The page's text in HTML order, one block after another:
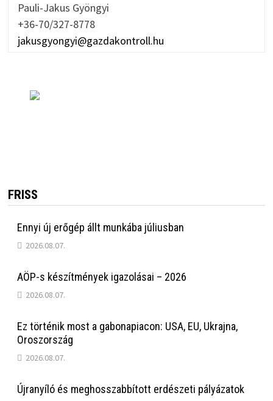
Pauli-Jakus Gyöngyi
+36-70/327-8778
jakusgyongyi@gazdakontroll.hu
FRISS
Ennyi új erőgép állt munkába júliusban
2026.08.07.
AÖP-s készítmények igazolásai – 2026
2026.08.07.
Ez történik most a gabonapiacon: USA, EU, Ukrajna,
Oroszország
2026.08.07.
Újranyíló és meghosszabbított erdészeti pályázatok